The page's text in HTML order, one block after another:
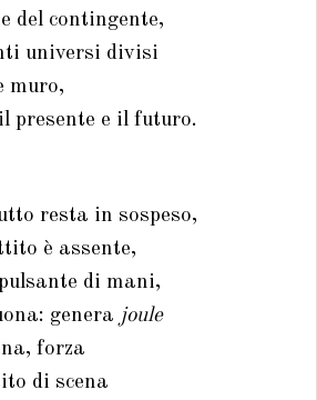
del contingente,
universi divisi
muro,
presente e il futuro.
resta in sospeso,
è assente,
di mani,
genera joule
forza
di scena